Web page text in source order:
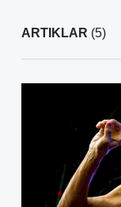
ARTIKLAR (5)